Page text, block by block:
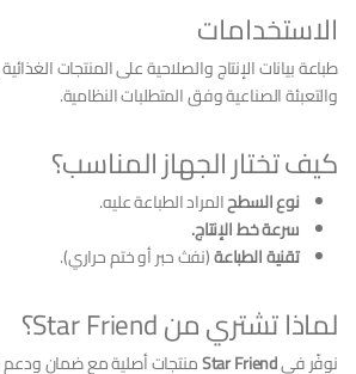
الاستخدامات
طباعة بيانات الإنتاج والصلاحية على المنتجات
والتعبئة الصناعية وفق المتطلبات النظامية.
كيف تختار الجهاز المناسب؟
نوع السطحالمراد الطباعة عليه.
سرعة خط الإنتاج.
تقنية الطباعة(نفث حبر أو ختم حراري).
لماذا تشتري من Star Friend؟
نوفّر فيStar Friendمنتجات أصلية مع ضمان